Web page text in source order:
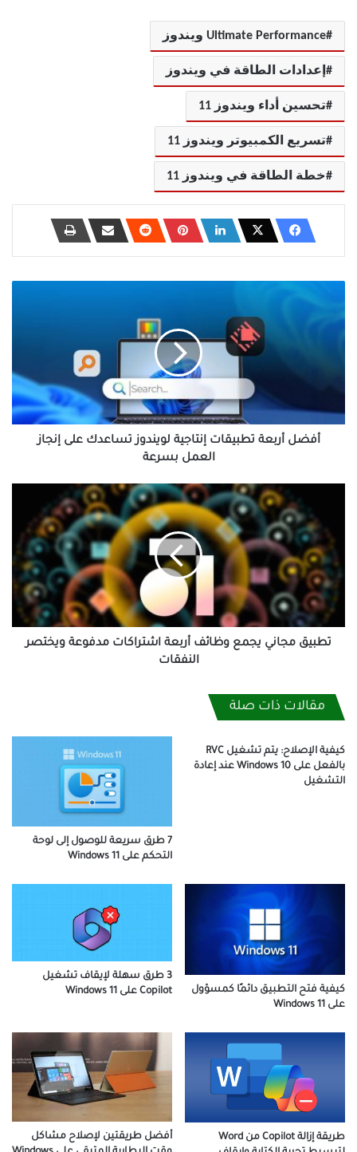
Ultimate Performance ويندوز
إعدادات الطاقة في ويندوز
تحسين أداء ويندوز 11
تسريع الكمبيوتر ويندوز 11
خطة الطاقة في ويندوز 11
تطبيقات
على
العمل
بسرعةأفضل أربعة تطبيقات إنتاجية لويندوز تساعدك على إنجاز
العمل بسرعة
وظائف
أربعة
اشتراكات
مدفوعة
ويختصر
النفقات
تطبيق مجاني يجمع وظائف أربعة اشتراكات مدفوعة ويختصر
النفقات
مقالات ذات صلة
كيفية الإصلاح: يتم تشغيل RVC
بالفعل على Windows 10 عند إعادة
التشغيل
7 طرق سريعة للوصول إلى لوحة
التحكم على Windows 11
كيفية فتح التطبيق دائمًا كمسؤول
على Windows 11
3 طرق سهلة لإيقاف تشغيل
Copilot على Windows 11
طريقة إزالة Copilot من Word
أفضل طريقتين لإصلاح مشاكل